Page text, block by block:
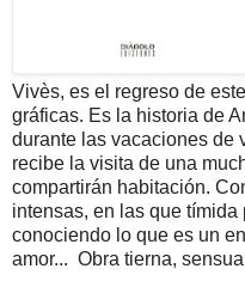
Vivès, es el regreso de
gráficas. Es la historia de
durante las vacaciones de
recibe la visita de una
compartirán habitación.
intensas, en las que
conociendo lo que es un
amor... Obra tierna,